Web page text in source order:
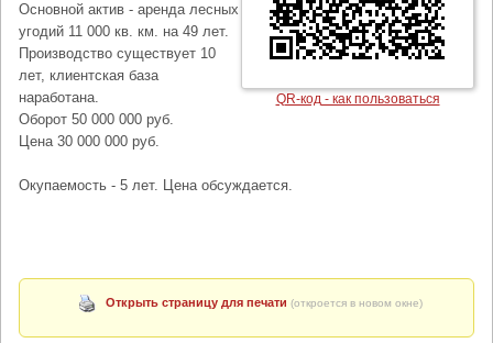
QR-код - как пользоваться
Основной актив - аренда лесных
угодий 11 000 кв. км. на 49 лет.
Производство существует 10
лет, клиентская база
наработана.
Оборот 50 000 000 руб.
Цена 30 000 000 руб.
Окупаемость - 5 лет. Цена обсуждается.
Открыть страницу для печати (откроется в новом окне)